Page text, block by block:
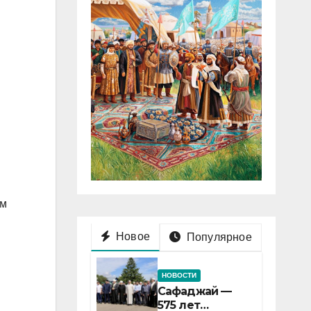
Новое Популярное
НОВОСТИ
Сафаджай —
575 лет